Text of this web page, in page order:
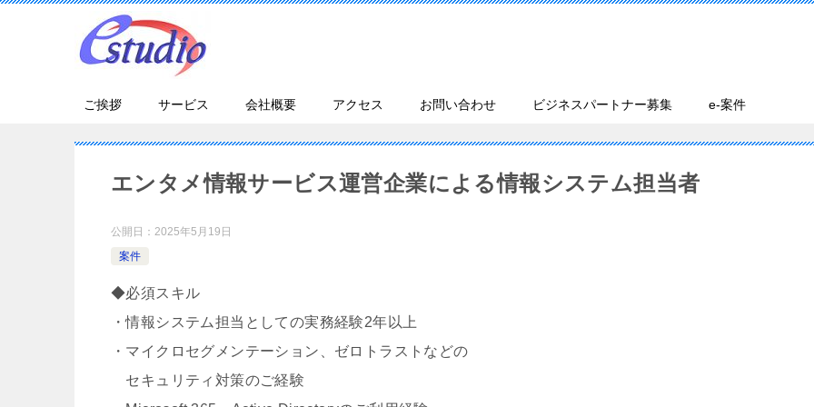
ご挨拶 サービス 会社概要 アクセス お問い合わせ ビジネスパートナー募集 e-案件
エンタメ情報サービス運営企業による情報システム担当者
公開日： 2025年5月19日
案件
◆必須スキル
・情報システム担当としての実務経験2年以上
・マイクロセグメンテーション、ゼロトラストなどの
セキュリティ対策のご経験